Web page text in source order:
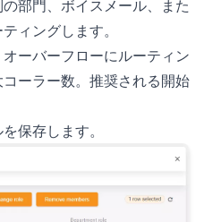
部門、ボイスメール、また
ィングします。
ーバーフローにルーティン
ーラー数。推奨される開始
保存します。